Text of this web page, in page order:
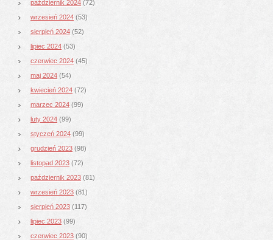
październik 2024 (72)
wrzesień 2024 (53)
sierpień 2024 (52)
lipiec 2024 (53)
czerwiec 2024 (45)
maj 2024 (54)
kwiecień 2024 (72)
marzec 2024 (99)
luty 2024 (99)
styczeń 2024 (99)
grudzień 2023 (98)
listopad 2023 (72)
październik 2023 (81)
wrzesień 2023 (81)
sierpień 2023 (117)
lipiec 2023 (99)
czerwiec 2023 (90)